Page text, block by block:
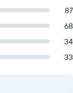
87
68
34
33